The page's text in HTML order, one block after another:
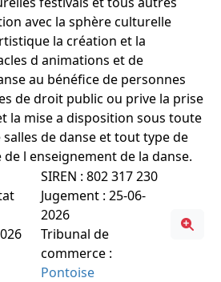
avec la sphère culturelle
la création et la
d animations et de
au bénéfice de personnes
de droit public ou prive la prise
la mise a disposition sous toute
de danse et tout type de
l enseignement de la danse.
SIREN : 802 317 230
Jugement : 25-06-
2026
Tribunal de
commerce :
Pontoise